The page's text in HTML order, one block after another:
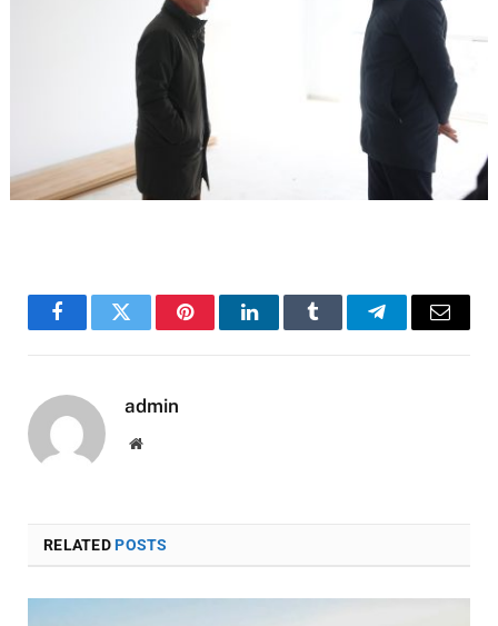
FacebookTwitter PinterestLinkedInTumblr TelegramEmail
admin
Website
RELATEDPOSTS